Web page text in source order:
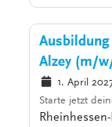
Ausbildung
Alzey (m/
1. April
Starte jetzt